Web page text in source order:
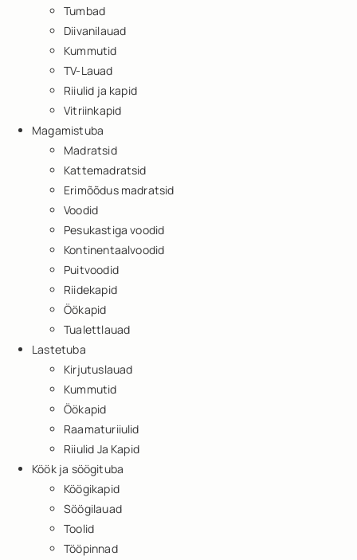
Tumbad
Diivanilauad
Kummutid
TV-Lauad
Riiulid ja kapid
Vitriinkapid
Magamistuba
Madratsid
Kattemadratsid
Erimõõdus madratsid
Voodid
Pesukastiga voodid
Kontinentaalvoodid
Puitvoodid
Riidekapid
Öökapid
Tualettlauad
Lastetuba
Kirjutuslauad
Kummutid
Öökapid
Raamaturiiulid
Riiulid Ja Kapid
Köök ja söögituba
Köögikapid
Söögilauad
Toolid
Tööpinnad